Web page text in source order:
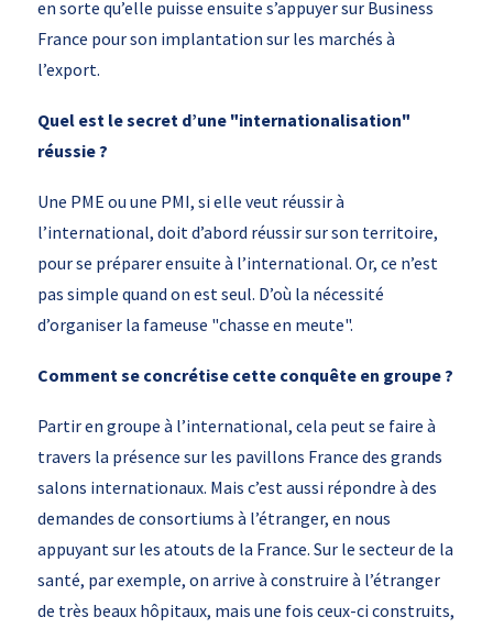
en sorte qu’elle puisse ensuite s’appuyer sur Business
France pour son implantation sur les marchés à
l’export.
Quel est le secret d’une "internationalisation"
réussie ?
Une PME ou une PMI, si elle veut réussir à
l’international, doit d’abord réussir sur son territoire,
pour se préparer ensuite à l’international. Or, ce n’est
pas simple quand on est seul. D’où la nécessité
d’organiser la fameuse "chasse en meute".
Comment se concrétise cette conquête en groupe ?
Partir en groupe à l’international, cela peut se faire à
travers la présence sur les pavillons France des grands
salons internationaux. Mais c’est aussi répondre à des
demandes de consortiums à l’étranger, en nous
appuyant sur les atouts de la France. Sur le secteur de la
santé, par exemple, on arrive à construire à l’étranger
de très beaux hôpitaux, mais une fois ceux-ci construits,